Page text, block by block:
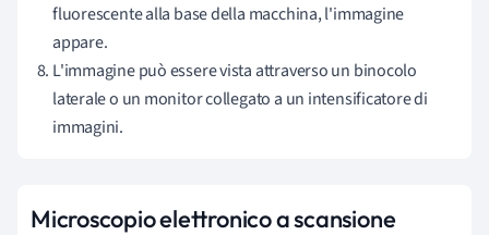
fluorescente alla base della macchina, l'immagine
appare.
L'immagine può essere vista attraverso un binocolo
laterale o un monitor collegato a un intensificatore di
immagini.
Microscopio elettronico a scansione